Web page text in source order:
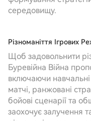
середовищу.
Різноманіття Ігрових
Щоб задовольнити
Буревійна Війна
включаючи
матчі, ранжовані
бойові сценарії та
заохочує залучення